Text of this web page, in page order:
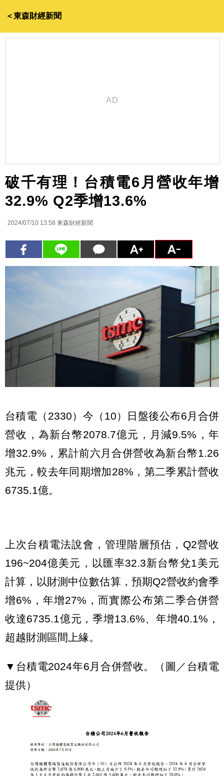
＜東森財經新聞
破千有理！台積電6月營收年增
32.9% Q2季增13.6%
2024/07/10 13:58 東森財經新聞
台積電（2330）今（10）日盤後公布6月合併
營收，為新台幣2078.7億元，月減9.5%，年
增32.9%，累計前六月合併營收為新台幣1.26
兆元，較去年同期增加28%，第二季累計營收
6735.1億。
上次台積電法說會，管理階層預估，Q2營收
196~204億美元，以匯率32.3新台幣兌1美元
計算，以財測中位數估算，預期Q2營收約會季
增6%，年增27%，而實際公布第二季合併營
收達6735.1億元，季增13.6%、年增40.1%，
超越財測區間上緣。
▼台積電2024年6月合併營收。（圖／台積電
提供）